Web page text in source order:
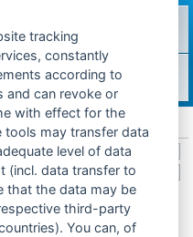
in diesem Forum.
würde mich sehr freuen!
Angemeldet bleiben
tracking
constantly
according to
and can revoke or
with effect for the
tools may transfer data
level of data
(incl. data transfer to
that the data may be
third-party
You can, of